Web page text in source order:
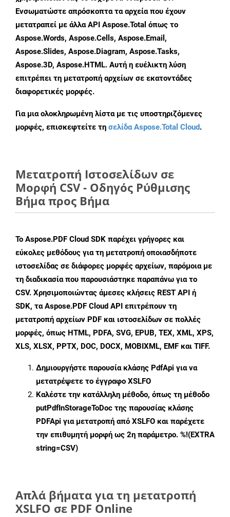
Ενσωματώστε απρόσκοπτα τα αρχεία που έχουν
μετατραπεί με άλλα API Aspose.Total όπως το
Aspose.Words, Aspose.Cells, Aspose.Email,
Aspose.Slides, Aspose.Diagram, Aspose.Tasks,
Aspose.3D, Aspose.HTML. Αυτή η ευέλικτη λύση
επιτρέπει τη μετατροπή αρχείων σε εκατοντάδες
διαφορετικές μορφές.
Για μια ολοκληρωμένη λίστα με τις υποστηριζόμενες
μορφές, επισκεφτείτε τη σελίδα Aspose.Total Cloud.
Μετατροπή Ιστοσελίδων σε
Μορφή CSV - Οδηγός Ρύθμισης
Βήμα προς Βήμα
Το Aspose.PDF Cloud SDK παρέχει γρήγορες και
εύκολες μεθόδους για τη μετατροπή οποιασδήποτε
ιστοσελίδας σε διάφορες μορφές αρχείων, παρόμοια με
τη διαδικασία που παρουσιάστηκε παραπάνω για το
CSV. Χρησιμοποιώντας άμεσες κλήσεις REST API ή
SDK, τα Aspose.PDF Cloud API επιτρέπουν τη
μετατροπή αρχείων PDF και ιστοσελίδων σε πολλές
μορφές, όπως HTML, PDFA, SVG, EPUB, TEX, XML, XPS,
XLS, XLSX, PPTX, DOC, DOCX, MOBIXML, EMF και TIFF.
Δημιουργήστε παρουσία κλάσης PdfApi για να
μετατρέψετε το έγγραφο XSLFO
Καλέστε την κατάλληλη μέθοδο, όπως τη μέθοδο
putPdfInStorageToDoc της παρουσίας κλάσης
PDFApi για μετατροπή από XSLFO και παρέχετε
την επιθυμητή μορφή ως 2η παράμετρο. %!(EXTRA
string=CSV)
Απλά βήματα για τη μετατροπή
XSLFO σε PDF Online